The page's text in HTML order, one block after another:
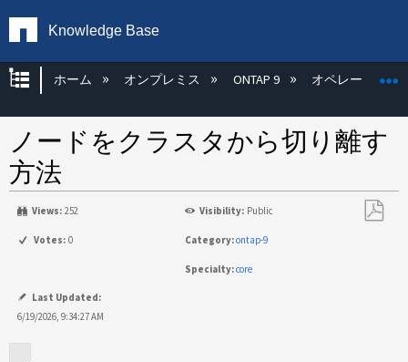
Knowledge Base
グローバル階層を展開/折りたたむ
ホーム オンプレミス ONTAP 9 オペレーティン
ノードをクラスタから切り離す
方法
Views: 252 Visibility: Public
Votes: 0 Category:ontap-9
Specialty:core
Last Updated:
6/19/2026, 9:34:27 AM